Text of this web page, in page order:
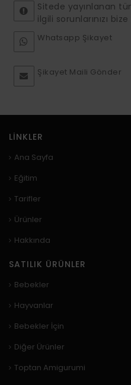
Sitede yayınlanan
ilgili sorunlarınızı
Whatsapp Şikayet
Şikayet Maili Gönder
LINKLER
Ana Sayfa
Eğitim
Tarifler
Ürünler
Hakkında
SATILIK ÜRÜNLER
Bebekler
Hayvanlar
Bebekler İçin
Diğer Ürünler
Toptan Amigurumi